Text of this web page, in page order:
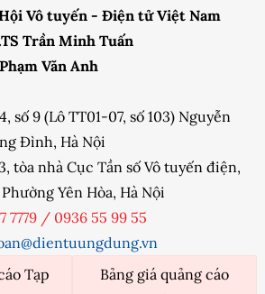
Vô tuyến - Điện tử Việt Nam
Trần Minh Tuấn
Phạm Văn Anh
số 9 (Lô TT01-07, số 103) Nguyễn
Đình, Hà Nội
tòa nhà Cục Tần số Vô tuyến điện,
Yên Hòa, Hà Nội
7779 / 0936 55 99 55
Tạp
Bảng giá quảng cáo